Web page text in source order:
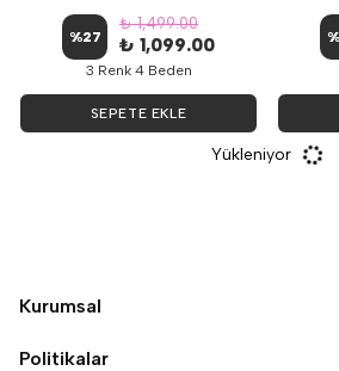
%27
₺ 1,499.00
₺ 1,099.00
3 Renk 4 Beden
SEPETE EKLE
%
Yükleniyor
Kurumsal
Politikalar